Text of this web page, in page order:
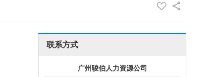
联系方式
广州骏伯人力资源公司